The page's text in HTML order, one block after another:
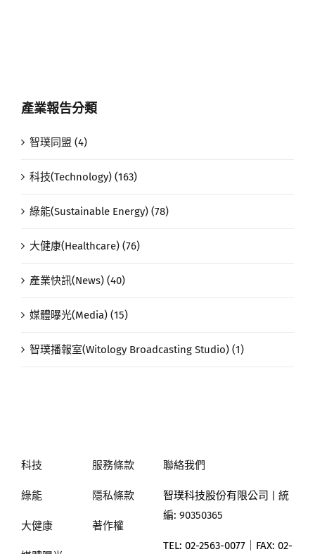
產業報告分類
智璞同盟 (4)
科技(Technology) (163)
綠能(Sustainable Energy) (78)
大健康(Healthcare) (76)
產業快訊(News) (40)
媒體曝光(Media) (15)
智璞播報室(Witology Broadcasting Studio) (1)
科技
綠能
大健康
服務條款
隱私條款
著作權
聯絡我們
智璞科技股份有限公司 | 統
編: 90350365
TEL: 02-2563-0077｜ FAX: 02-